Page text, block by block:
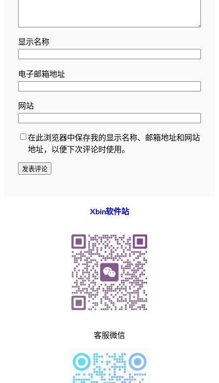
显示名称
电子邮箱地址
网站
在此浏览器中保存我的显示名称、邮箱地址和网站
地址，以便下次评论时使用。
Xbin软件站
客服微信